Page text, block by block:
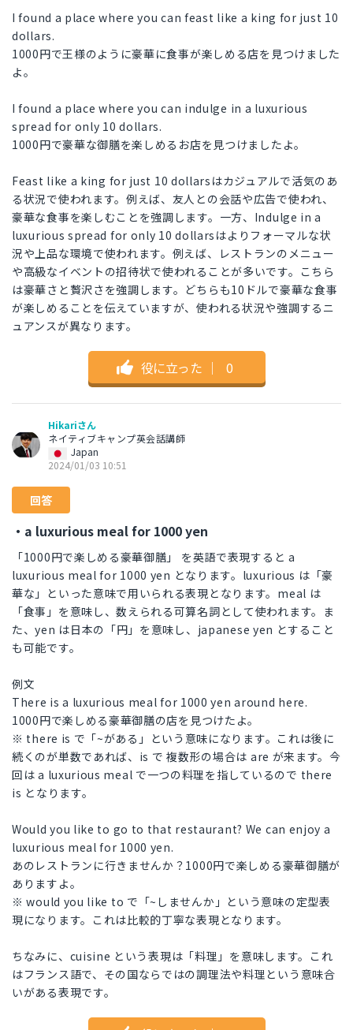
I found a place where you can feast like a king for just 10
dollars.
1000円で王様のように豪華に食事が楽しめる店を見つけました
よ。
I found a place where you can indulge in a luxurious
spread for only 10 dollars.
1000円で豪華な御膳を楽しめるお店を見つけましたよ。
Feast like a king for just 10 dollarsはカジュアルで活気のあ
る状況で使われます。例えば、友人との会話や広告で使われ、
豪華な食事を楽しむことを強調します。一方、Indulge in a
luxurious spread for only 10 dollarsはよりフォーマルな状
況や上品な環境で使われます。例えば、レストランのメニュー
や高級なイベントの招待状で使われることが多いです。こちら
は豪華さと贅沢さを強調します。どちらも10ドルで豪華な食事
が楽しめることを伝えていますが、使われる状況や強調するニ
ュアンスが異なります。
役に立った ｜ 0
Hikariさん
ネイティブキャンプ英会話講師
Japan
2024/01/03 10:51
回答
・a luxurious meal for 1000 yen
「1000円で楽しめる豪華御膳」 を英語で表現すると a
luxurious meal for 1000 yen となります。luxurious は「豪
華な」といった意味で用いられる表現となります。meal は
「食事」を意味し、数えられる可算名詞として使われます。ま
た、yen は日本の「円」を意味し、japanese yen とすること
も可能です。
例文
There is a luxurious meal for 1000 yen around here.
1000円で楽しめる豪華御膳の店を見つけたよ。
※ there is で「~がある」という意味になります。これは後に
続くのが単数であれば、is で 複数形の場合は are が来ます。今
回は a luxurious meal で一つの料理を指しているので there
is となります。
Would you like to go to that restaurant? We can enjoy a
luxurious meal for 1000 yen.
あのレストランに行きませんか？1000円で楽しめる豪華御膳が
ありますよ。
※ would you like to で「~しませんか」という意味の定型表
現になります。これは比較的丁寧な表現となります。
ちなみに、cuisine という表現は「料理」を意味します。これ
はフランス語で、その国ならではの調理法や料理という意味合
いがある表現です。